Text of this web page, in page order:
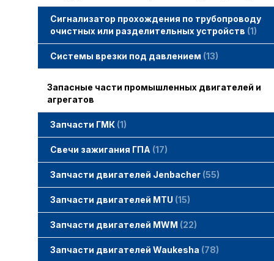
Сигнализатор прохождения по трубопроводу
очистных или разделительных устройств 1
Системы врезки под давлением 13
Запасные части промышленных двигателей и
агрегатов
Запчасти ГМК 1
Свечи зажигания ГПА 17
Запчасти двигателей Jenbacher 55
Запчасти двигателей MTU 15
Запчасти двигателей MWM 22
Запчасти двигателей Waukesha 78